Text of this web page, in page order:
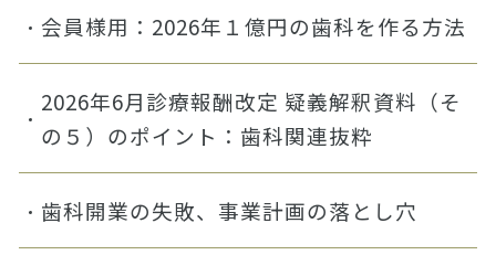
会員様用：2026年１億円の歯科を作る方法
2026年6月診療報酬改定 疑義解釈資料（そ
の５）のポイント：歯科関連抜粋
歯科開業の失敗、事業計画の落とし穴